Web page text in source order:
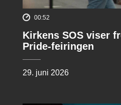
00:52
Kirkens SOS viser
Pride-feiringen
29. juni 2026